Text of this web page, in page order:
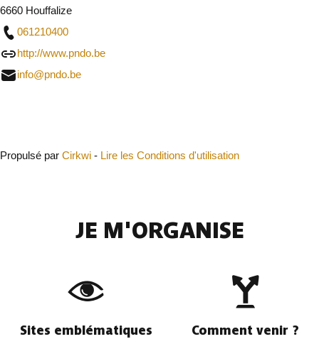
6660 Houffalize
061210400
http://www.pndo.be
info@pndo.be
Propulsé par Cirkwi - Lire les Conditions d'utilisation
JE M'ORGANISE
Sites emblématiques Comment venir ?